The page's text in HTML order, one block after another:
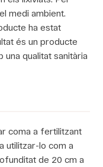
medi ambient.
ha estat
és un producte
una qualitat sanitària
coma a fertilitzant
utilitzar-lo com a
de 20 cm a